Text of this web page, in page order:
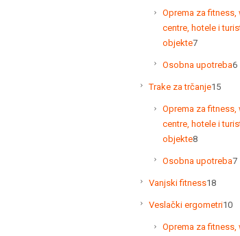
Oprema za fitness,
centre, hotele i
objekte77
Osobna upotreba66
Trake za trčanje1515
Oprema za fitness,
centre, hotele i
objekte88
Osobna upotreba77
Vanjski fitness1818
Veslački ergometri1010
Oprema za fitness,